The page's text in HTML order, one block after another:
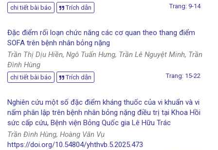
chi tiết bài báo Trích dẫn Trang: 9-14
Đặc điểm rối loạn chức năng các cơ quan theo thang điểm
SOFA trên bệnh nhân bỏng nặng
Trần Thị Dịu Hiền, Ngô Tuấn Hưng, Trần Lê Nguyệt Minh, Trần
Đình Hùng
chi tiết bài báo Trích dẫn Trang: 15-22
Nghiên cứu một số đặc điểm kháng thuốc của vi khuẩn và vi
nấm phân lập trên bệnh nhân bỏng nặng điều trị tại Khoa Hồi
sức cấp cứu, Bệnh viện Bỏng Quốc gia Lê Hữu Trác
Trần Đình Hùng, Hoàng Văn Vụ
https://doi.org/10.54804/yhthvb.5.2025.473